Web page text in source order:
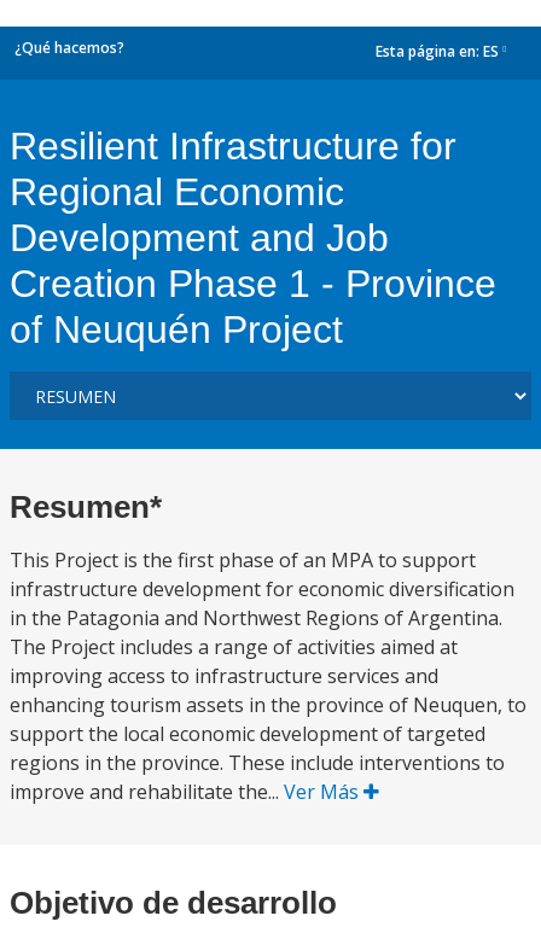
¿Qué hacemos? Esta página en: ES
Resilient Infrastructure for
Regional Economic
Development and Job
Creation Phase 1 - Province
of Neuquén Project
Resumen*
This Project is the first phase of an MPA to support
infrastructure development for economic diversification
in the Patagonia and Northwest Regions of Argentina.
The Project includes a range of activities aimed at
improving access to infrastructure services and
enhancing tourism assets in the province of Neuquen, to
support the local economic development of targeted
regions in the province. These include interventions to
improve and rehabilitate the... Ver Más
Objetivo de desarrollo